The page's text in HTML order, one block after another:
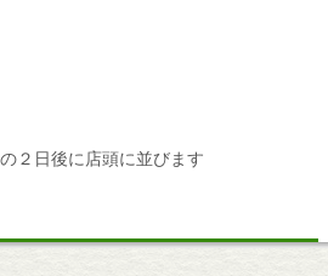
２日後に店頭に並びます